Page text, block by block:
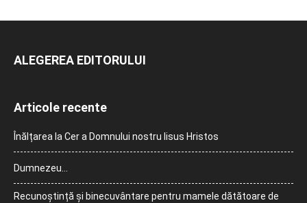
ALEGEREA EDITORULUI
Articole recente
Înălțarea la Cer a Domnului nostru Iisus Hristos
Dumnezeu…
Recunoștință și binecuvântare pentru mamele dătătoare de